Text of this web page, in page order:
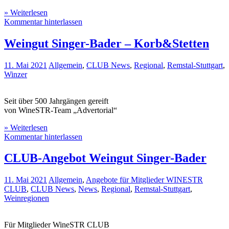
» Weiterlesen
Kommentar hinterlassen
Weingut Singer-Bader – Korb&Stetten
11. Mai 2021 Allgemein, CLUB News, Regional, Remstal-Stuttgart,
Winzer
Seit über 500 Jahrgängen gereift
von WineSTR-Team „Advertorial“
» Weiterlesen
Kommentar hinterlassen
CLUB-Angebot Weingut Singer-Bader
11. Mai 2021 Allgemein, Angebote für Mitglieder WINESTR
CLUB, CLUB News, News, Regional, Remstal-Stuttgart,
Weinregionen
Für Mitglieder WineSTR CLUB